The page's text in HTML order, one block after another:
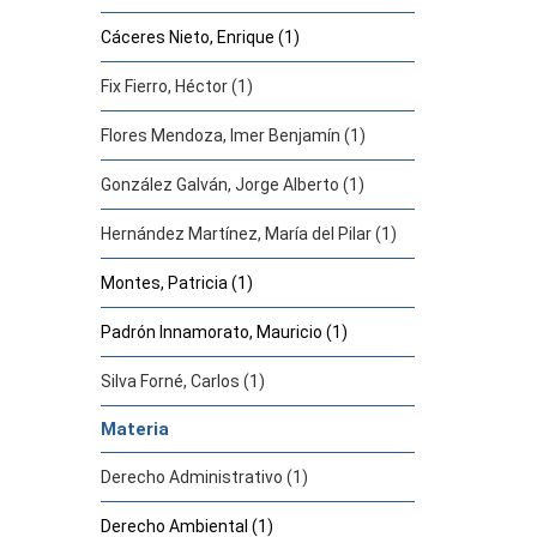
Cáceres Nieto, Enrique (1)
Fix Fierro, Héctor (1)
Flores Mendoza, Imer Benjamín (1)
González Galván, Jorge Alberto (1)
Hernández Martínez, María del Pilar (1)
Montes, Patricia (1)
Padrón Innamorato, Mauricio (1)
Silva Forné, Carlos (1)
Materia
Derecho Administrativo (1)
Derecho Ambiental (1)